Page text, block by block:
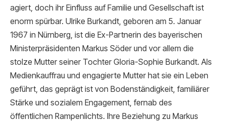
agiert, doch ihr Einfluss auf Familie und Gesellschaft ist
enorm spürbar. Ulrike Burkandt, geboren am 5. Januar
1967 in Nürnberg, ist die Ex-Partnerin des bayerischen
Ministerpräsidenten Markus Söder und vor allem die
stolze Mutter seiner Tochter Gloria-Sophie Burkandt. Als
Medienkauffrau und engagierte Mutter hat sie ein Leben
geführt, das geprägt ist von Bodenständigkeit, familiärer
Stärke und sozialem Engagement, fernab des
öffentlichen Rampenlichts. Ihre Beziehung zu Markus